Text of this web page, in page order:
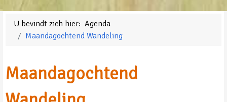
U bevindt zich hier:Agenda
Maandagochtend Wandeling
Maandagochtend